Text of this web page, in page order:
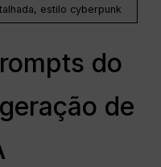
estilo cyberpunk
do
de